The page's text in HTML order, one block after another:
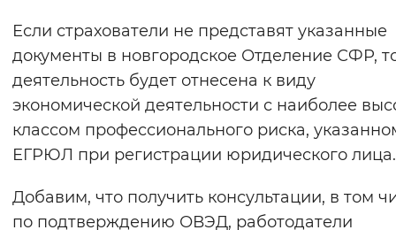
Если страхователи не представят указанные
документы в новгородское Отделение СФР,
деятельность будет отнесена к виду
экономической деятельности с наиболее
классом профессионального риска,
ЕГРЮЛ при регистрации юридического лица.
Добавим, что получить консультации, в том
по подтверждению ОВЭД, работодатели